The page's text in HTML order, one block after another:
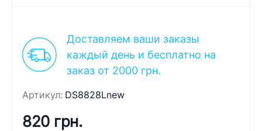
Доставляем ваши заказы
каждый день и бесплатно на
заказ от 2000 грн.
Артикул: DS8828Lnew
820 грн.